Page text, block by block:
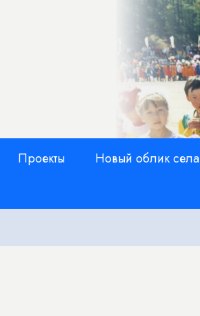
Проекты Новый облик села